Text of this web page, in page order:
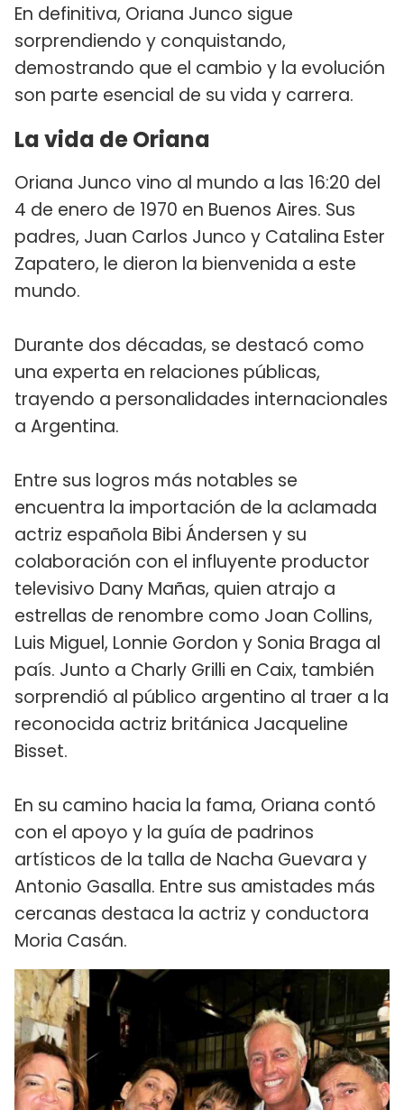
En definitiva, Oriana Junco sigue
sorprendiendo y conquistando,
demostrando que el cambio y la evolución
son parte esencial de su vida y carrera.
La vida de Oriana
Oriana Junco vino al mundo a las 16:20 del
4 de enero de 1970 en Buenos Aires. Sus
padres, Juan Carlos Junco y Catalina Ester
Zapatero, le dieron la bienvenida a este
mundo.
Durante dos décadas, se destacó como
una experta en relaciones públicas,
trayendo a personalidades internacionales
a Argentina.
Entre sus logros más notables se
encuentra la importación de la aclamada
actriz española Bibi Ándersen y su
colaboración con el influyente productor
televisivo Dany Mañas, quien atrajo a
estrellas de renombre como Joan Collins,
Luis Miguel, Lonnie Gordon y Sonia Braga al
país. Junto a Charly Grilli en Caix, también
sorprendió al público argentino al traer a la
reconocida actriz británica Jacqueline
Bisset.
En su camino hacia la fama, Oriana contó
con el apoyo y la guía de padrinos
artísticos de la talla de Nacha Guevara y
Antonio Gasalla. Entre sus amistades más
cercanas destaca la actriz y conductora
Moria Casán.